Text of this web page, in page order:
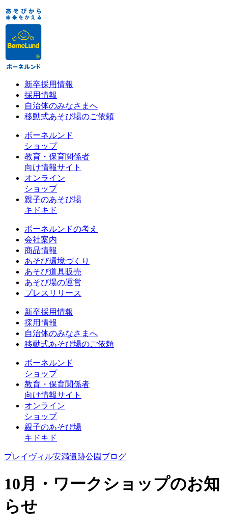
新卒採用情報
採用情報
自治体のみなさまへ
移動式あそび場のご依頼
ボーネルンド
ショップ
教育・保育関係者
向け情報サイト
オンライン
ショップ
親子のあそび場
キドキド
ボーネルンドの考え
会社案内
商品情報
あそび環境づくり
あそび道具販売
あそび場の運営
プレスリリース
新卒採用情報
採用情報
自治体のみなさまへ
移動式あそび場のご依頼
ボーネルンド
ショップ
教育・保育関係者
向け情報サイト
オンライン
ショップ
親子のあそび場
キドキド
プレイヴィル安満遺跡公園ブログ
10月・ワークショップのお知
らせ